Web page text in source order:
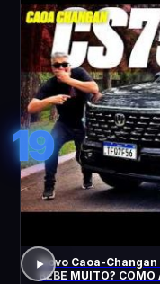
19
Novo Caoa-Changan
BEBE MUITO? COMO